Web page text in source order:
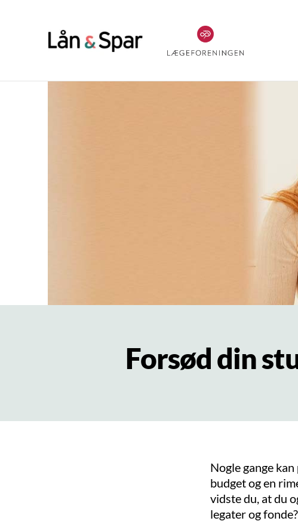
Forsød din
Nogle gange
budget og en
vidste du, at du
legater og